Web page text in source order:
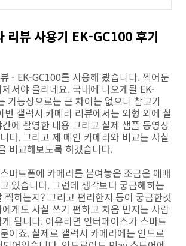
리뷰 사용기 EK-GC100 후기
- EK-GC100를 사용해 봤습니다. 찍어둔
서야 올리네요. 국내에 나오게될 EK-
기능상으로는 큰 차이는 없으니 참고가
번 갤럭시 카메라 리뷰에서는 외형 외에 실
에 촬영한 내용 그리고 실제 샘플 동영상
다. 그리고 제 메인 카메라와 비교는 사실
비교해보도록 하겠습니다.
마트폰에 카메라를 붙여놓은 조금은 애매
있습니다. 그런데 생각보다 궁금해하는
찍히는지? 그리고 편리한지 등이 궁금한것
게도 사실 쓰기 편하고 처음 만지는 사람
됩니다. 이유라면 인터페이스가 스마트
이죠. 실제로 갤럭시 카메라에는 안드로